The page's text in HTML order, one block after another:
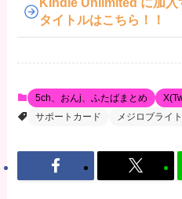
Kindle Unlimited に加入
タイトルはこちら！！
5ch、おんj、ふたばまとめ
サポートカード
メジロブライト